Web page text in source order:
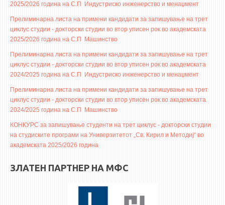
ОГЛАСНА ТАБЛА
СООПШТЕНИЈА
СТУДЕНТСКА СЛУЖБА
БИБЛИОТЕКА
ДА ВИНЧИ МАГАЗИН
СТИПЕНДИИ/ПРАКСИ
СТИПЕНДИИ
ПРАКСИ
КОНТАКТ
2025/2026 година на С.П Индустриско инженерство и менаџмент
Прелиминарна листа на примени кандидати за запишување на трет
циклус студии - докторски студии во втор уписен рок во академската
2025/2026 година на С.П Машинство
Прелиминарна листа на примени кандидати за запишување на трет
циклус студии - докторски студии во втор уписен рок во академската
2024/2025 година на С.П Индустриско инженерство и менаџмент
Прелиминарна листа на примени кандидати за запишување на трет
циклус студии - докторски студии во втор уписен рок во академската
2024/2025 година на С.П Машинство
КОНКУРС за запишување студенти на трет циклус - докторски студии
на студиските програми на Универзитетот „Св. Кирил и Методиј“ во
академската 2025/2026 година
ЗЛАТЕН ПАРТНЕР НА МФС